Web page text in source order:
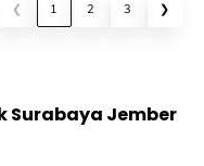
❮ 1 2 3 ❯
Surabaya Jember